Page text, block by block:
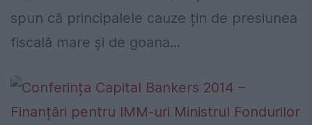
spun că principalele cauze țin de presiunea
fiscală mare și de goana...